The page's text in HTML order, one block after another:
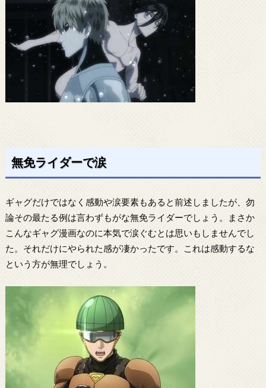
無免ライダーで涙
ギャグだけではなく感動や涙要素もあると前述しましたが、勿
論その最たる例は言わずもがな無免ライダーでしょう。まさか
こんなギャグ漫画なのに本気で涙ぐむとは思いもしませんでし
た。それだけにやられた感が凄かったです。これは感動するな
という方が無理でしょう。